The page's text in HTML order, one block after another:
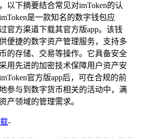
以下摘要结合常见对imToken的认
是一款知名的数字钱包应
官方渠道下载其官方版app。该钱
便捷的数字资产管理服务，支持多
的存储、交易等操作。它具备安全
用先进的加密技术保障用户资产安
官方版app后，可在合规的前
参与到数字货币相关的活动中，满
产领域的管理需求。
-